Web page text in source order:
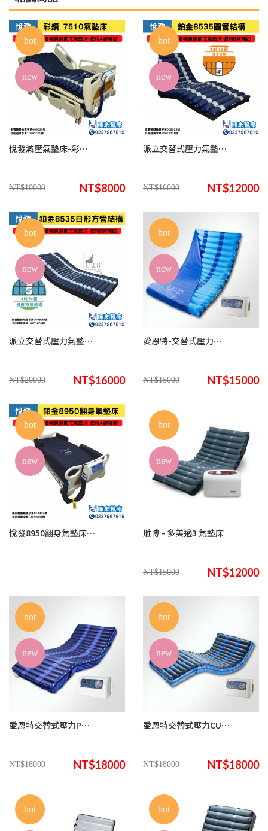
hot
new
悅發減壓氣墊床-彩鑽 7510
NT$10000 NT$8000
hot
new
派立交替式壓力氣墊床(未滅菌) /悅發鉑金8535圓管結構
NT$16000 NT$12000
hot
new
派立交替式壓力氣墊床(未滅菌)/ 悅發鉑金8535日形方管結構 (來電諮詢享優惠)
NT$20000 NT$16000
hot
new
愛恩特-交替式壓力氣墊床DR.2168(來電諮詢享優惠)
NT$15000 NT$15000
hot
new
悅發8950翻身氣墊床(來電諮詢享優惠)
hot
new
雃博 - 多美適3 氣墊床
NT$15000 NT$12000
hot
new
愛恩特交替式壓力POLY2400方管氣墊床(來電諮詢享優惠)
NT$18000 NT$18000
hot
new
愛恩特交替式壓力CUBE-2400立管氣墊床(來電諮詢享優惠)
NT$18000 NT$18000
hot hot